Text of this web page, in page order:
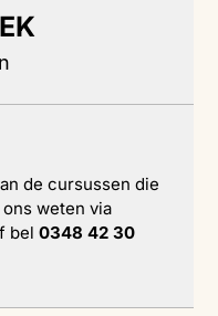
de cursussen die
weten via
bel0348 42 30